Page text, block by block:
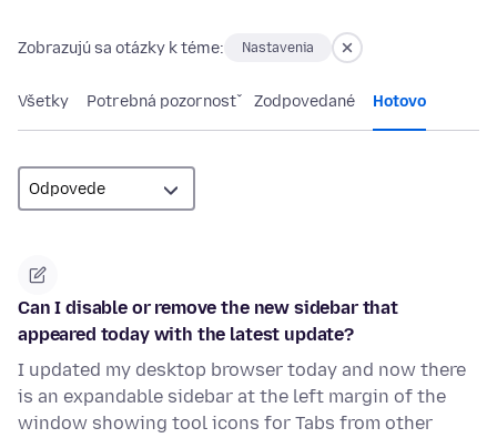
Zobrazujú sa otázky k téme: Nastavenia
Všetky Potrebná pozornosť Zodpovedané Hotovo
Can I disable or remove the new sidebar that
appeared today with the latest update?
I updated my desktop browser today and now there
is an expandable sidebar at the left margin of the
window showing tool icons for Tabs from other